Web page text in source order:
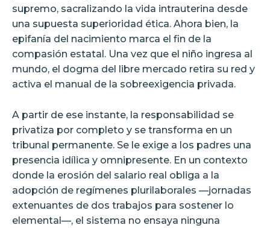
supremo, sacralizando la vida intrauterina desde
una supuesta superioridad ética. Ahora bien, la
epifanía del nacimiento marca el fin de la
compasión estatal. Una vez que el niño ingresa al
mundo, el dogma del libre mercado retira su red y
activa el manual de la sobreexigencia privada.
A partir de ese instante, la responsabilidad se
privatiza por completo y se transforma en un
tribunal permanente. Se le exige a los padres una
presencia idílica y omnipresente. En un contexto
donde la erosión del salario real obliga a la
adopción de regímenes plurilaborales —jornadas
extenuantes de dos trabajos para sostener lo
elemental—, el sistema no ensaya ninguna